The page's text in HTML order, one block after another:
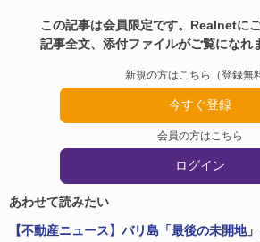
この記事は会員限定です。Realnetに
記事全文、添付ファイルがご覧になれ
新規の方はこちら（登録無
今すぐ登録
会員の方はこちら
ログイン
あわせて読みたい
【不動産ニュース】バリ島「最後の未開